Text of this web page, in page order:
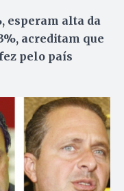
esperam alta da
acreditam que
pelo país